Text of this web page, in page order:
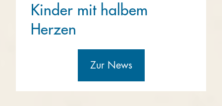
Kinder mit halbem
Herzen
Zur News